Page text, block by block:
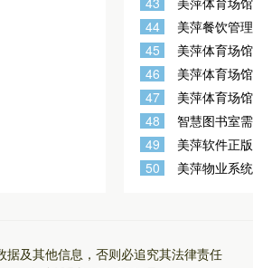
明?
44
美萍餐饮管
383错误是
45
美萍体育场
按钮点击没有
46
美萍体育场
题?
47
美萍体育场
到的问题?
48
智慧图书室
可以适用吗？
49
美萍软件正
别正版加密
50
美萍物业系
及其他信息，否则必追究其法律责任